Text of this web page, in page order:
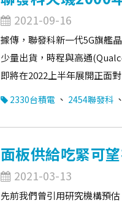
2021-09-16
據傳，聯發科新一代5G旗艦
少量出貨，時程與高通
即將在2022上半年展開正面對
2330台積電 、 2454聯發科 、
面板供給吃緊可
2021-03-13
先前我們曾引用研究機構預